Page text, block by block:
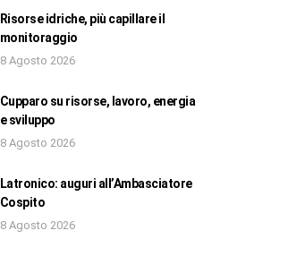
Risorse idriche, più capillare il
monitoraggio
8 Agosto 2026
Cupparo su risorse, lavoro, energia
e sviluppo
8 Agosto 2026
Latronico: auguri all’Ambasciatore
Cospito
8 Agosto 2026